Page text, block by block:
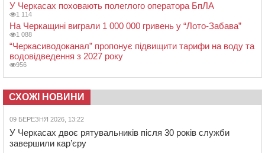
У Черкасах поховають полеглого оператора БпЛА
1 114
На Черкащині виграли 1 000 000 гривень у “Лото-Забава”
1 088
“Черкасиводоканал” пропонує підвищити тарифи на воду та
водовідведення з 2027 року
956
СХОЖІ НОВИНИ
09 БЕРЕЗНЯ 2026, 13:22
У Черкасах двоє рятувальників після 30 років служби
завершили кар’єру